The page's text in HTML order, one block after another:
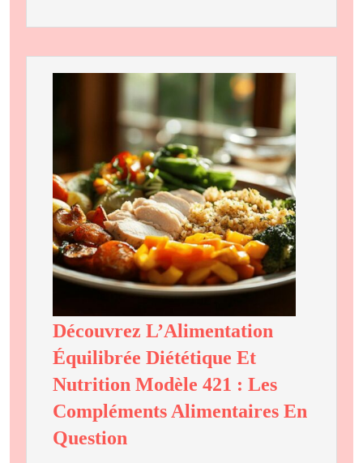
Un
Dessert
Festif
Qui
Ravira
Vos
Convives
À
Noël
Découvrez L’Alimentation
Équilibrée Diététique Et
Nutrition Modèle 421 : Les
Compléments Alimentaires En
Question